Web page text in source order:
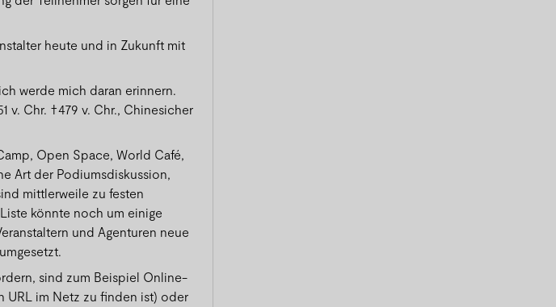
heute und in Zukunft mit
werde mich daran erinnern.
v. Chr. †479 v. Chr., Chinesicher
Open Space, World Café,
Art der Podiumsdiskussion,
mittlerweile zu festen
könnte noch um einige
und Agenturen neue
sind zum Beispiel Online-
URL im Netz zu finden ist) oder